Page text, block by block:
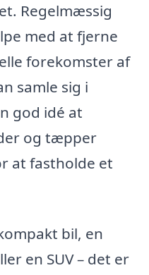
Regelmæssig
med at fjerne
forekomster af
samle sig i
god idé at
og tæpper
at fastholde et
bil, en
en SUV – det er